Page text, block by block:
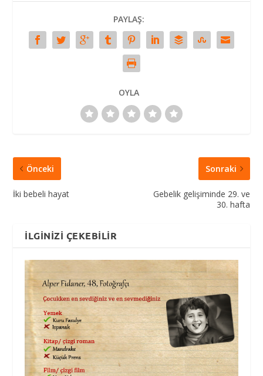
PAYLAŞ:
OYLA
Önceki
İki bebeli hayat
Sonraki
Gebelik gelişiminde 29. ve
30. hafta
İLGINIZI ÇEKEBILIR